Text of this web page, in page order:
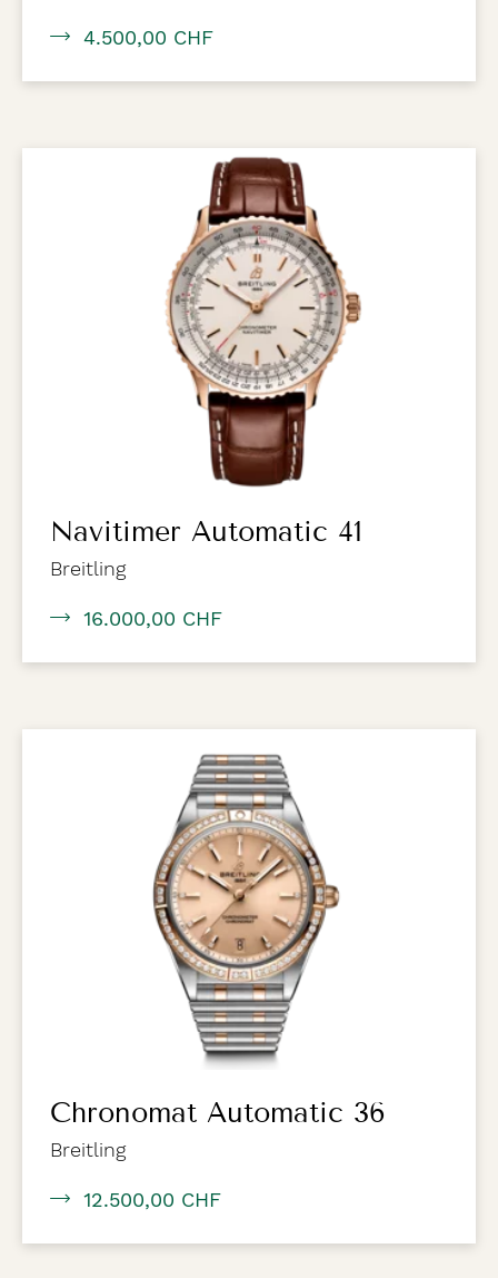
4.500,00 CHF
Navitimer Automatic 41
Breitling
16.000,00 CHF
Chronomat Automatic 36
Breitling
12.500,00 CHF